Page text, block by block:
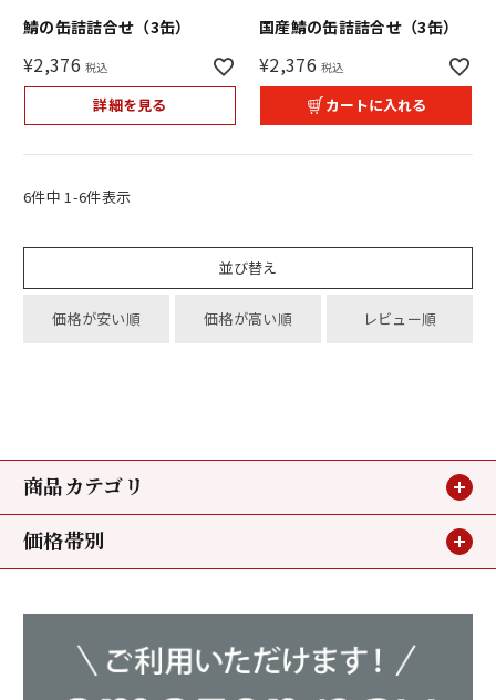
鯖の缶詰詰合せ（3缶）
¥2,376 税込
詳細を見る
国産鯖の缶詰詰合せ（3缶）
¥2,376 税込
カートに入れる
並び替え
価格が安い順 価格が高い順 レビュー順
6件中 1-6件表示
商品カテゴリ
贈り物
小鯛のささ漬
価格帯別
3,240円～5,400円